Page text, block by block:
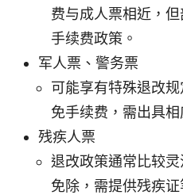
费与成人票相近，
手续费政策。
军人票、警务票
可能享有特殊退改
免手续费，需出具相
残疾人票
退改政策通常比较
免除，需提供残疾证